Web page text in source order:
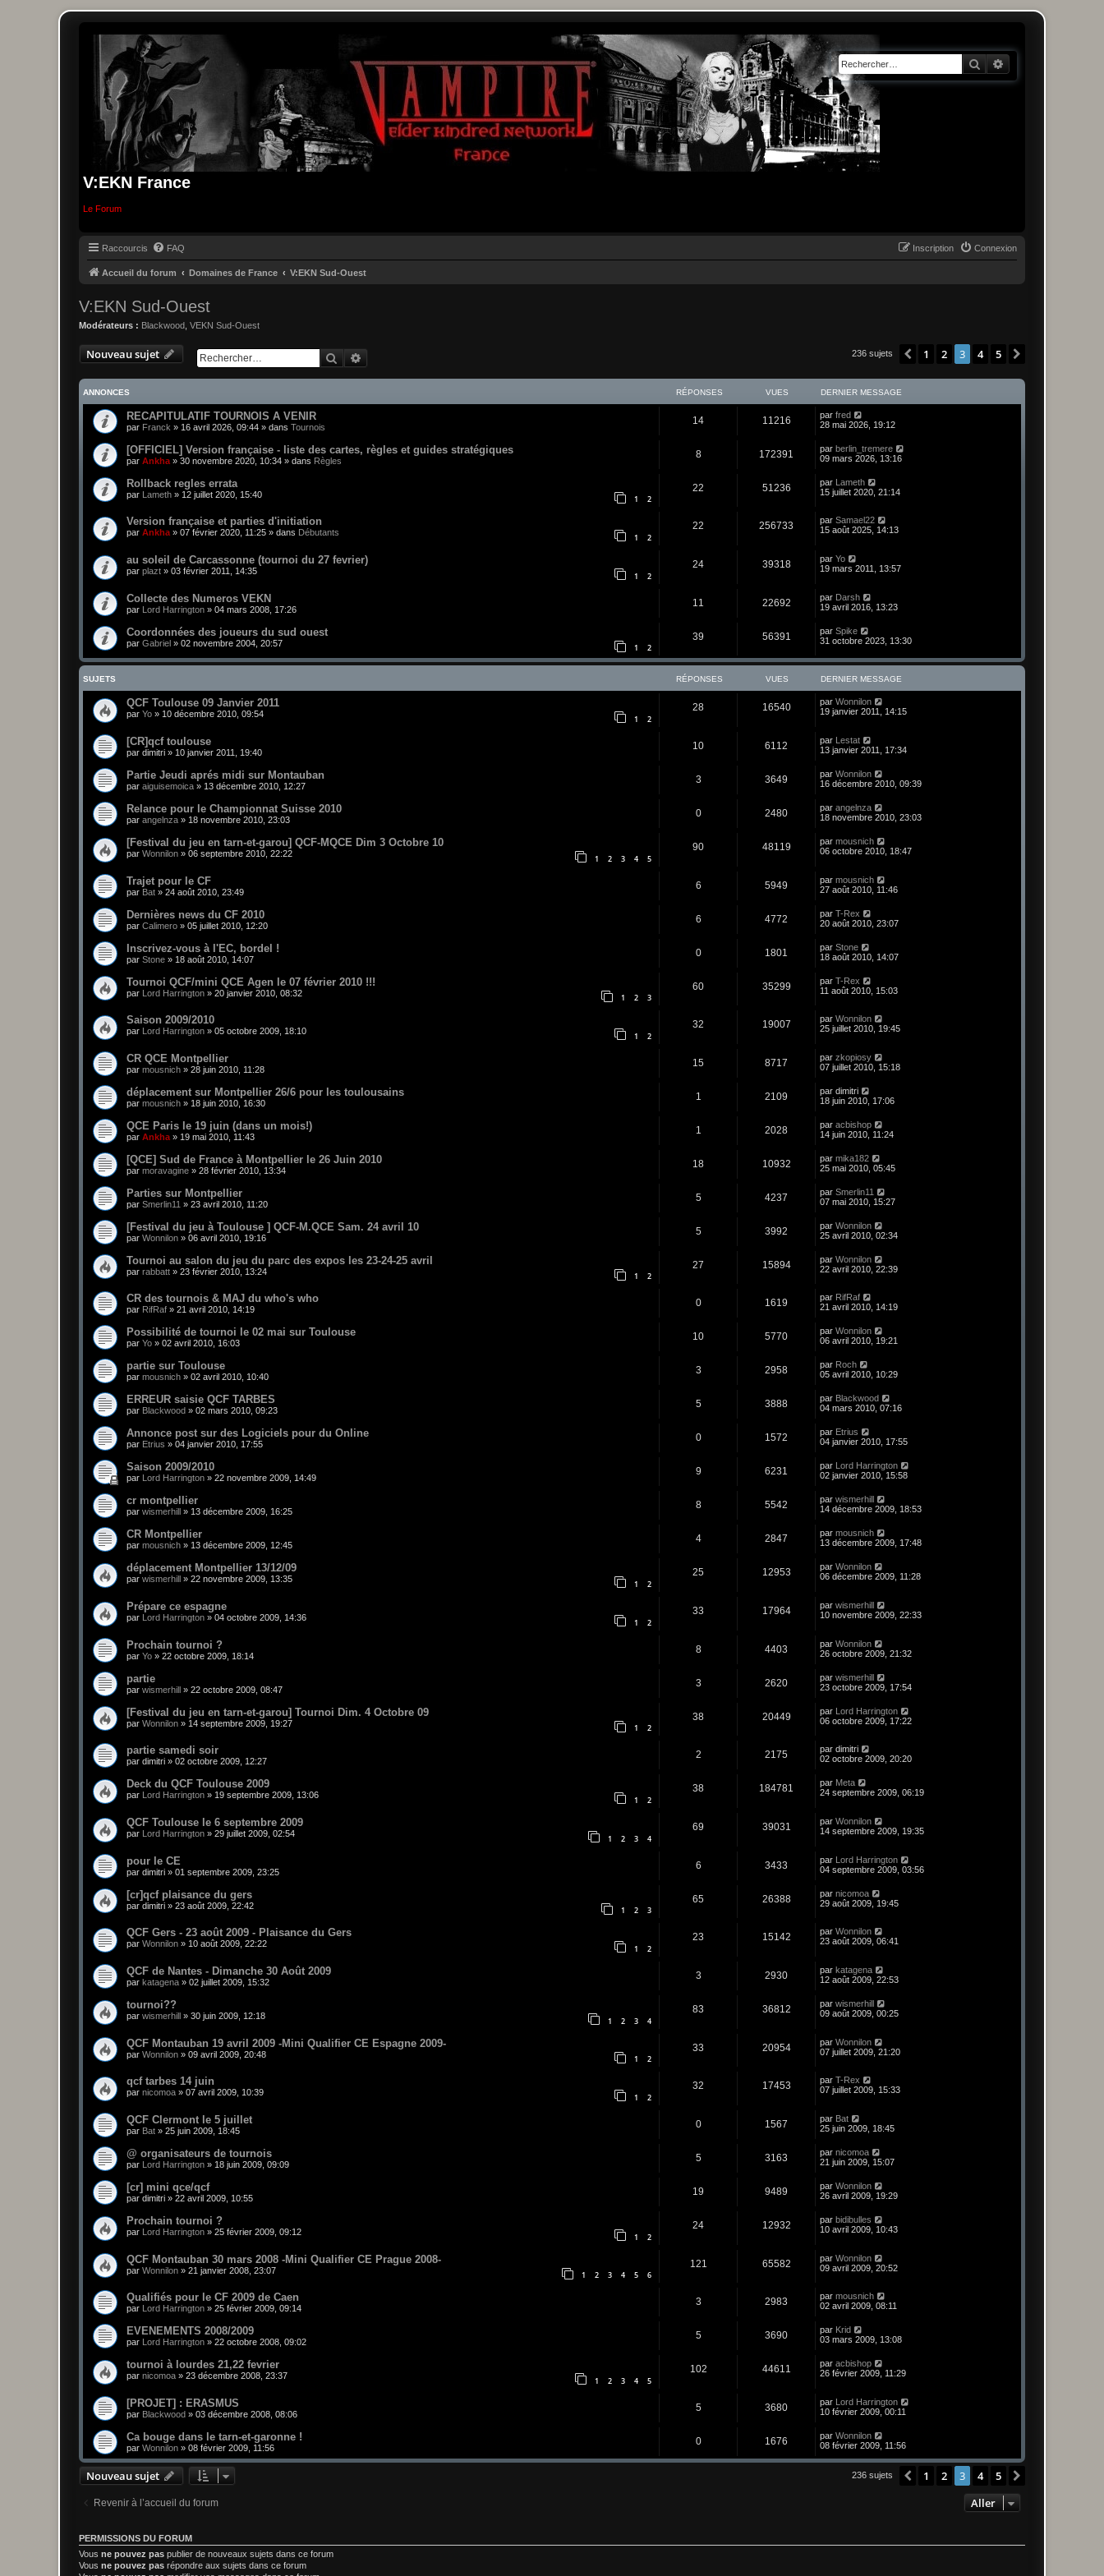
V:EKN France
Le Forum
Rechercher
Raccourcis FAQ Connexion
Inscription
Accueil du forum Domaines de France V:EKN Sud-Ouest
V:EKN Sud-Ouest
Modérateurs : Blackwood VEKN Sud-Ouest
Nouveau sujet Rechercher 236 sujets Précédent
1 2 3 4 5
ANNONCES RÉPONSES VUES DERNIER MESSAGE
RECAPITULATIF TOURNOIS A VENIR
par Franck » 16 avril 2026, 09:44 » dans Tournois
14 11216 par fred
28 mai 2026, 19:12
[OFFICIEL] Version française - liste des cartes, règles et guides stratégiques
par Ankha » 30 novembre 2020, 10:34 » dans Règles
8 172391 par berlin_tremere
09 mars 2026, 13:16
Rollback regles errata
par Lameth » 12 juillet 2020, 15:40 1 2
22 51236 par Lameth
15 juillet 2020, 21:14
Version française et parties d'initiation
par Ankha » 07 février 2020, 11:25 » dans Débutants 1 2
22 256733 par Samael22
15 août 2025, 14:13
au soleil de Carcassonne (tournoi du 27 fevrier)
par plazt » 03 février 2011, 14:35 1 2
24 39318 par Yo
19 mars 2011, 13:57
Collecte des Numeros VEKN
par Lord Harrington » 04 mars 2008, 17:26
11 22692 par Darsh
19 avril 2016, 13:23
Coordonnées des joueurs du sud ouest
par Gabriel » 02 novembre 2004, 20:57 1 2
39 56391 par Spike
31 octobre 2023, 13:30
SUJETS RÉPONSES VUES DERNIER MESSAGE
QCF Toulouse 09 Janvier 2011
par Yo » 10 décembre 2010, 09:54 1 2
28 16540 par Wonnilon
19 janvier 2011, 14:15
[CR]qcf toulouse
par dimitri » 10 janvier 2011, 19:40
10 6112 par Lestat
13 janvier 2011, 17:34
Partie Jeudi aprés midi sur Montauban
par aiguisemoica » 13 décembre 2010, 12:27
3 3649 par Wonnilon
16 décembre 2010, 09:39
Relance pour le Championnat Suisse 2010
par angelnza » 18 novembre 2010, 23:03
0 2480 par angelnza
18 novembre 2010, 23:03
[Festival du jeu en tarn-et-garou] QCF-MQCE Dim 3 Octobre 10
par Wonnilon » 06 septembre 2010, 22:22 1 2 3 4 5
90 48119 par mousnich
06 octobre 2010, 18:47
Trajet pour le CF
par Bat » 24 août 2010, 23:49
6 5949 par mousnich
27 août 2010, 11:46
Dernières news du CF 2010
par Calimero » 05 juillet 2010, 12:20
6 4772 par T-Rex
20 août 2010, 23:07
Inscrivez-vous à l'EC, bordel !
par Stone » 18 août 2010, 14:07
0 1801 par Stone
18 août 2010, 14:07
Tournoi QCF/mini QCE Agen le 07 février 2010 !!!
par Lord Harrington » 20 janvier 2010, 08:32 1 2 3
60 35299 par T-Rex
11 août 2010, 15:03
Saison 2009/2010
par Lord Harrington » 05 octobre 2009, 18:10 1 2
32 19007 par Wonnilon
25 juillet 2010, 19:45
CR QCE Montpellier
par mousnich » 28 juin 2010, 11:28
15 8717 par zkopiosy
07 juillet 2010, 15:18
déplacement sur Montpellier 26/6 pour les toulousains
par mousnich » 18 juin 2010, 16:30
1 2109 par dimitri
18 juin 2010, 17:06
QCE Paris le 19 juin (dans un mois!)
par Ankha » 19 mai 2010, 11:43
1 2028 par acbishop
14 juin 2010, 11:24
[QCE] Sud de France à Montpellier le 26 Juin 2010
par moravagine » 28 février 2010, 13:34
18 10932 par mika182
25 mai 2010, 05:45
Parties sur Montpellier
par Smerlin11 » 23 avril 2010, 11:20
5 4237 par Smerlin11
07 mai 2010, 15:27
[Festival du jeu à Toulouse ] QCF-M.QCE Sam. 24 avril 10
par Wonnilon » 06 avril 2010, 19:16
5 3992 par Wonnilon
25 avril 2010, 02:34
Tournoi au salon du jeu du parc des expos les 23-24-25 avril
par rabbatt » 23 février 2010, 13:24 1 2
27 15894 par Wonnilon
22 avril 2010, 22:39
CR des tournois & MAJ du who's who
par RifRaf » 21 avril 2010, 14:19
0 1619 par RifRaf
21 avril 2010, 14:19
Possibilité de tournoi le 02 mai sur Toulouse
par Yo » 02 avril 2010, 16:03
10 5770 par Wonnilon
06 avril 2010, 19:21
partie sur Toulouse
par mousnich » 02 avril 2010, 10:40
3 2958 par Roch
05 avril 2010, 10:29
ERREUR saisie QCF TARBES
par Blackwood » 02 mars 2010, 09:23
5 3888 par Blackwood
04 mars 2010, 07:16
Annonce post sur des Logiciels pour du Online
par Etrius » 04 janvier 2010, 17:55
0 1572 par Etrius
04 janvier 2010, 17:55
Saison 2009/2010
par Lord Harrington » 22 novembre 2009, 14:49
9 6231 par Lord Harrington
02 janvier 2010, 15:58
cr montpellier
par wismerhill » 13 décembre 2009, 16:25
8 5542 par wismerhill
14 décembre 2009, 18:53
CR Montpellier
par mousnich » 13 décembre 2009, 12:45
4 2847 par mousnich
13 décembre 2009, 17:48
déplacement Montpellier 13/12/09
par wismerhill » 22 novembre 2009, 13:35 1 2
25 12953 par Wonnilon
06 décembre 2009, 11:28
Prépare ce espagne
par Lord Harrington » 04 octobre 2009, 14:36 1 2
33 17964 par wismerhill
10 novembre 2009, 22:33
Prochain tournoi ?
par Yo » 22 octobre 2009, 18:14
8 4403 par Wonnilon
26 octobre 2009, 21:32
partie
par wismerhill » 22 octobre 2009, 08:47
3 2620 par wismerhill
23 octobre 2009, 17:54
[Festival du jeu en tarn-et-garou] Tournoi Dim. 4 Octobre 09
par Wonnilon » 14 septembre 2009, 19:27 1 2
38 20449 par Lord Harrington
06 octobre 2009, 17:22
partie samedi soir
par dimitri » 02 octobre 2009, 12:27
2 2175 par dimitri
02 octobre 2009, 20:20
Deck du QCF Toulouse 2009
par Lord Harrington » 19 septembre 2009, 13:06 1 2
38 184781 par Meta
24 septembre 2009, 06:19
QCF Toulouse le 6 septembre 2009
par Lord Harrington » 29 juillet 2009, 02:54 1 2 3 4
69 39031 par Wonnilon
14 septembre 2009, 19:35
pour le CE
par dimitri » 01 septembre 2009, 23:25
6 3433 par Lord Harrington
04 septembre 2009, 03:56
[cr]qcf plaisance du gers
par dimitri » 23 août 2009, 22:42 1 2 3
65 26388 par nicomoa
29 août 2009, 19:45
QCF Gers - 23 août 2009 - Plaisance du Gers
par Wonnilon » 10 août 2009, 22:22 1 2
23 15142 par Wonnilon
23 août 2009, 06:41
QCF de Nantes - Dimanche 30 Août 2009
par katagena » 02 juillet 2009, 15:32
3 2930 par katagena
12 août 2009, 22:53
tournoi??
par wismerhill » 30 juin 2009, 12:18 1 2 3 4
83 36812 par wismerhill
09 août 2009, 00:25
QCF Montauban 19 avril 2009 -Mini Qualifier CE Espagne 2009-
par Wonnilon » 09 avril 2009, 20:48 1 2
33 20954 par Wonnilon
07 juillet 2009, 21:20
qcf tarbes 14 juin
par nicomoa » 07 avril 2009, 10:39 1 2
32 17453 par T-Rex
07 juillet 2009, 15:33
QCF Clermont le 5 juillet
par Bat » 25 juin 2009, 18:45
0 1567 par Bat
25 juin 2009, 18:45
@ organisateurs de tournois
par Lord Harrington » 18 juin 2009, 09:09
5 3163 par nicomoa
21 juin 2009, 15:07
[cr] mini qce/qcf
par dimitri » 22 avril 2009, 10:55
19 9489 par Wonnilon
26 avril 2009, 19:29
Prochain tournoi ?
par Lord Harrington » 25 février 2009, 09:12 1 2
24 12932 par bidibulles
10 avril 2009, 10:43
QCF Montauban 30 mars 2008 -Mini Qualifier CE Prague 2008-
par Wonnilon » 21 janvier 2008, 23:07 1 2 3 4 5 6
121 65582 par Wonnilon
09 avril 2009, 20:52
Qualifiés pour le CF 2009 de Caen
par Lord Harrington » 25 février 2009, 09:14
3 2983 par mousnich
02 avril 2009, 08:11
EVENEMENTS 2008/2009
par Lord Harrington » 22 octobre 2008, 09:02
5 3690 par Krid
03 mars 2009, 13:08
tournoi à lourdes 21,22 fevrier
par nicomoa » 23 décembre 2008, 23:37 1 2 3 4 5
102 44611 par acbishop
26 février 2009, 11:29
[PROJET] : ERASMUS
par Blackwood » 03 décembre 2008, 08:06
5 3680 par Lord Harrington
10 février 2009, 00:11
Ca bouge dans le tarn-et-garonne !
par Wonnilon » 08 février 2009, 11:56
0 1676 par Wonnilon
08 février 2009, 11:56
Nouveau sujet 236 sujets Précédent
1 2 3 4 5
Revenir à l’accueil du forum Aller
PERMISSIONS DU FORUM
Vous ne pouvez pas publier de nouveaux sujets dans ce forum
Vous ne pouvez pas répondre aux sujets dans ce forum